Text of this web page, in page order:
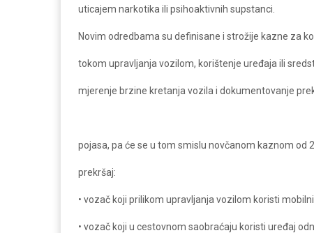
uticajem narkotika ili psihoaktivnih supstanci.
Novim odredbama su definisane i strožije kazne za
tokom upravljanja vozilom, korištenje uređaja ili
mjerenje brzine kretanja vozila i dokumentovanje
pojasa, pa će se u tom smislu novčanom kaznom od
prekršaj:
• vozač koji prilikom upravljanja vozilom koristi
• vozač koji u cestovnom saobraćaju koristi uređaj